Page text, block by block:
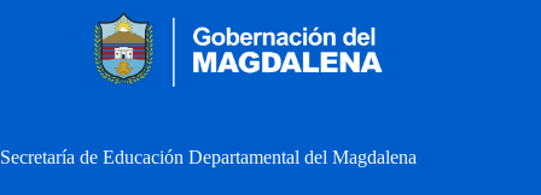
Secretaría de Educación Departamental del Magdalena